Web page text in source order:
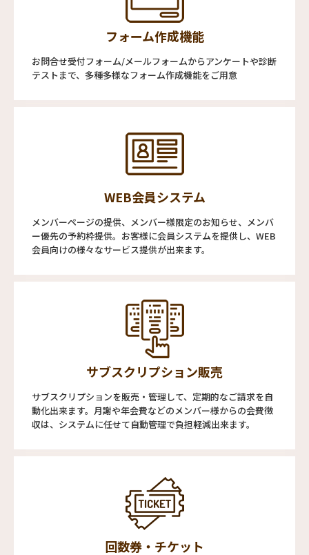
フォーム作成機能
お問合せ受付フォーム/メールフォームからアンケートや診断
テストまで、多種多様なフォーム作成機能をご用意
WEB会員システム
メンバーページの提供、メンバー様限定のお知らせ、メンバ
ー優先の予約枠提供。お客様に会員システムを提供し、WEB
会員向けの様々なサービス提供が出来ます。
サブスクリプション販売
サブスクリプションを販売・管理して、定期的なご請求を自
動化出来ます。月謝や年会費などのメンバー様からの会費徴
収は、システムに任せて自動管理で負担軽減出来ます。
回数券・チケット